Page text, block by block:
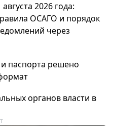
2026 года:
ОСАГО и порядок
через
паспорта решено
органов власти в